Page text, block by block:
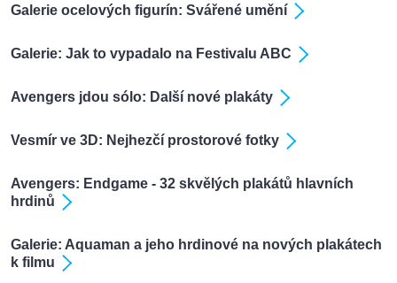
Galerie ocelových figurín: Svářené umění
Galerie: Jak to vypadalo na Festivalu ABC
Avengers jdou sólo: Další nové plakáty
Vesmír ve 3D: Nejhezčí prostorové fotky
Avengers: Endgame - 32 skvělých plakátů hlavních
hrdinů
Galerie: Aquaman a jeho hrdinové na nových plakátech
k filmu